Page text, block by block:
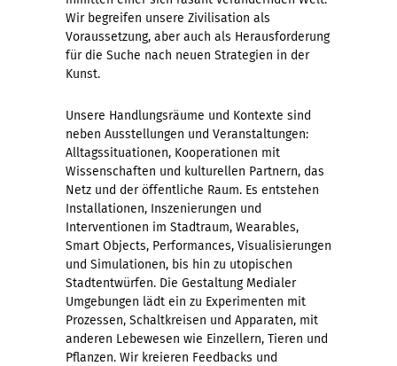
Wir begreifen unsere Zivilisation als
Voraussetzung, aber auch als Herausforderung
für die Suche nach neuen Strategien in der
Kunst.
Unsere Handlungsräume und Kontexte sind
neben Ausstellungen und Veranstaltungen:
Alltagssituationen, Kooperationen mit
Wissenschaften und kulturellen Partnern, das
Netz und der öffentliche Raum. Es entstehen
Installationen, Inszenierungen und
Interventionen im Stadtraum, Wearables,
Smart Objects, Performances, Visualisierungen
und Simulationen, bis hin zu utopischen
Stadtentwürfen. Die Gestaltung Medialer
Umgebungen lädt ein zu Experimenten mit
Prozessen, Schaltkreisen und Apparaten, mit
anderen Lebewesen wie Einzellern, Tieren und
Pflanzen. Wir kreieren Feedbacks und